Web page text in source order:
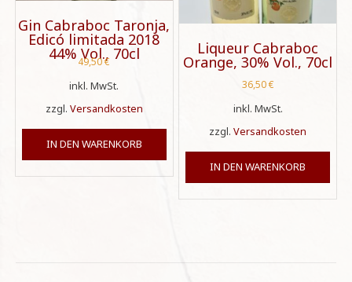
Gin Cabraboc Taronja,
Edicó limitada 2018
44% Vol., 70cl
49,50€
inkl. MwSt.
zzgl. Versandkosten
IN DEN WARENKORB
Liqueur Cabraboc
Orange, 30% Vol., 70cl
36,50€
inkl. MwSt.
zzgl.Versandkosten
IN DEN WARENKORB